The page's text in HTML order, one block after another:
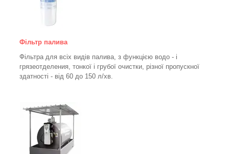
Фільтр палива
Фільтра для всіх видів палива, з функцією водо - і
грязеотделения, тонкої і грубої очистки, різної пропускної
здатності - від 60 до 150 л/хв